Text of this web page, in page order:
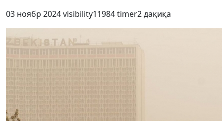
03 ноябр 2024visibility11984timer2 дақиқа